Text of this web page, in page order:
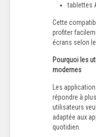
tablettes
Cette
profiter
écrans selon
Pourquoi les
modernes
Les
répondre à
utilisateurs
adaptée aux
quotidien.